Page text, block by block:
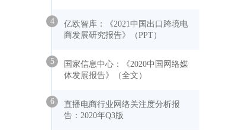
4
亿欧智库：《2021中国出口跨境电
商发展研究报告》（PPT）
5
国家信息中心：《2020中国网络媒
体发展报告》（全文）
6
直播电商行业网络关注度分析报
告：2020年Q3版